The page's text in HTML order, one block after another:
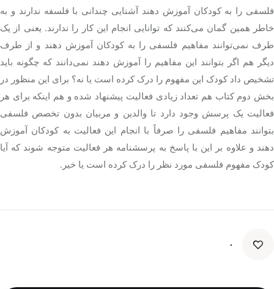
فلسفی را به کودکان آموزش دهند آشنایی چندانی با فلسفه ندارند و به
خاطر همین گمان می‌کنند که توانایی انجام این کار را ندارند. یعنی از یک
طرف نمی‌توانند مفاهیم فلسفی را به کودکان آموزش دهند و از طرف
دیگر هم اگر بتوانند این مفاهیم را آموزش دهند نمی‌دانند که چگونه باید
تشخیص داد کودک این مفهوم را درک کرده است یا نه؟ برای این منظور در
بخش دوم کتاب هم تعداد زیادی فعالیت پیشنهاد شده و هم اینکه برای هر
فعالیت یک پرسش وجود دارد تا والدین و مربیان بدون تخصص فلسفی
بتوانند مفاهیم فلسفی را صرفاً با انجام این فعالیت به کودکان آموزش
دهند و علاوه بر این با پاسخ به پرسشنامه هر فعالیت متوجه شوند که آیا
کودک مفهوم فلسفی مورد نظر را درک کرده است یا خیر.
۰